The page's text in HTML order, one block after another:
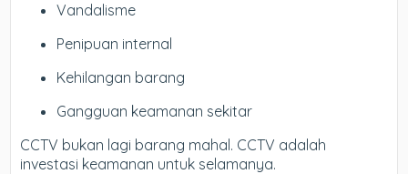
Vandalisme
Penipuan internal
Kehilangan barang
Gangguan keamanan sekitar
CCTV bukan lagi barang mahal. CCTV adalah
investasi keamanan untuk selamanya.